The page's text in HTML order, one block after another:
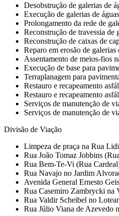
Desobstrução de galerias de
Execução de galerias de
Prolongamento da rede de
Reconstrução de travessia
Reconstrução de caixas de
Reparo em erosão de
Assentamento de meios-fios
Execução de base para
Terraplanagem para
Restauro e recapeamento
Restauro e recapeamento
Serviços de manutenção de
Serviços de manutenção de
Divisão de Viação
Limpeza de praça na Rua
Rua João Tomaz Jobbins
Rua Bem-Te-Vi (Rua
Rua Navajo no Jardim
Avenida General Ernesto
Rua Casemiro Zambrycki
Rua Valdir Scheibel no
Rua Júlio Viana de Azevedo